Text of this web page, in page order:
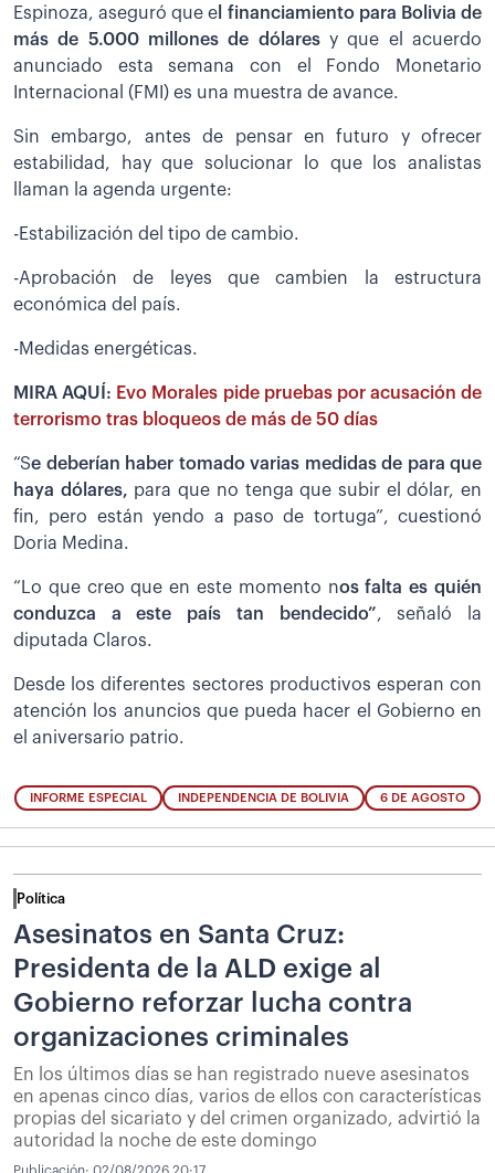
Espinoza, aseguró que e l financiamiento para Bolivia de
más de 5.000 millones de dólaresy que el acuerdo
anunciado esta semana con el Fondo Monetario
Internacional (FMI) es una muestra de avance.
Sin embargo, antes de pensar en futuro y ofrecer
estabilidad, hay que solucionar lo que los analistas
llaman la agenda urgente:
-Estabilización del tipo de cambio.
-Aprobación de leyes que cambien la estructura
económica del país.
-Medidas energéticas.
MIRA AQUÍ: Evo Morales pide pruebas por acusación de
terrorismo tras bloqueos de más de 50 días
“Se deberían haber tomado varias medidas de para que
haya dólares, para que no tenga que subir el dólar, en
fin, pero están yendo a paso de tortuga”, cuestionó
Doria Medina.
“Lo que creo que en este momento nos falta es quién
conduzca a este país tan bendecido”, señaló la
diputada Claros.
Desde los diferentes sectores productivos esperan con
atención los anuncios que pueda hacer el Gobierno en
el aniversario patrio.
INFORME ESPECIAL INDEPENDENCIA DE BOLIVIA 6 DE AGOSTO
Política
Asesinatos en Santa Cruz:
Presidenta de la ALD exige al
Gobierno reforzar lucha contra
organizaciones criminales
En los últimos días se han registrado nueve asesinatos
en apenas cinco días, varios de ellos con características
propias del sicariato y del crimen organizado, advirtió la
autoridad la noche de este domingo